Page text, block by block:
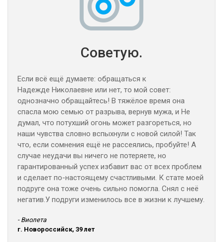
Советую.
Если всё ещё думаете: обращаться к
Надежде Николаевне или нет, то мой совет:
однозначно обращайтесь! В тяжёлое время она
спасла мою семью от разрыва, вернув мужа, и Не
думал, что потухший огонь может разгореться, но
наши чувства словно вспыхнули с новой силой! Так
что, если сомнения ещё не рассеялись, пробуйте! А
случае неудачи вы ничего не потеряете, но
гарантированный успех избавит вас от всех проблем
и сделает по-настоящему счастливыми. К стате моей
подруге она тоже очень сильно помогла. Снял с неё
негатив.У подруги изменилось все в жизни к лучшему.
- Виолета
г. Новороссийск, 39 лет